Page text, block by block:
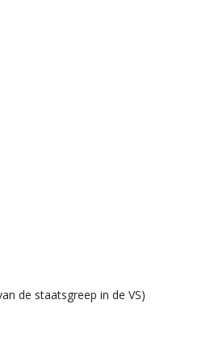
de staatsgreep in de VS)